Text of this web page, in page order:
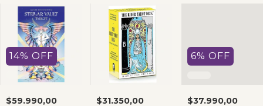
14% OFF
$59.990,00 $31.350,00
6% OFF
$37.990,00